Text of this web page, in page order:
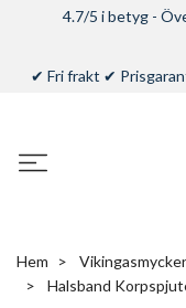
4.7/5 i betyg -
✔ Fri frakt ✔
Hem
Halsband